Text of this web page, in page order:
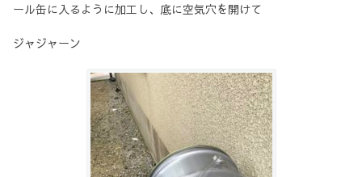
ール缶に入るように加工し、底に空気穴を開けて
ジャジャーン